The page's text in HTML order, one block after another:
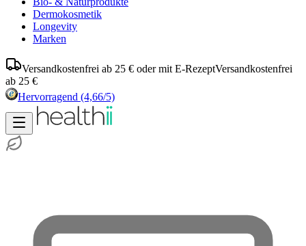
Dermokosmetik
Longevity
Marken
Versandkostenfrei ab 25 € oder mit E-RezeptVersandkostenfrei
ab 25 €
Hervorragend (4,66/5)